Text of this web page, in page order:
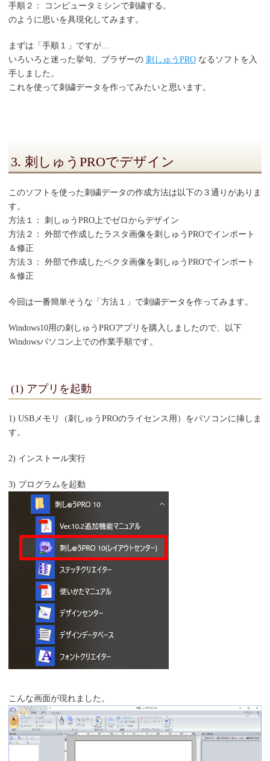
手順２： コンピュータミシンで刺繍する。
のように思いを具現化してみます。
まずは「手順１」ですが…
いろいろと迷った挙句、ブラザーの 刺しゅうPRO なるソフトを入
手しました。
これを使って刺繍データを作ってみたいと思います。
3. 刺しゅうPROでデザイン
このソフトを使った刺繍データの作成方法は以下の３通りがありま
す。
方法１： 刺しゅうPRO上でゼロからデザイン
方法２： 外部で作成したラスタ画像を刺しゅうPROでインポート
＆修正
方法３： 外部で作成したベクタ画像を刺しゅうPROでインポート
＆修正
今回は一番簡単そうな「方法１」で刺繍データを作ってみます。
Windows10用の刺しゅうPROアプリを購入しましたので、以下
Windowsパソコン上での作業手順です。
(1) アプリを起動
1) USBメモリ（刺しゅうPROのライセンス用）をパソコンに挿しま
す。
2) インストール実行
3) プログラムを起動
こんな画面が現れました。